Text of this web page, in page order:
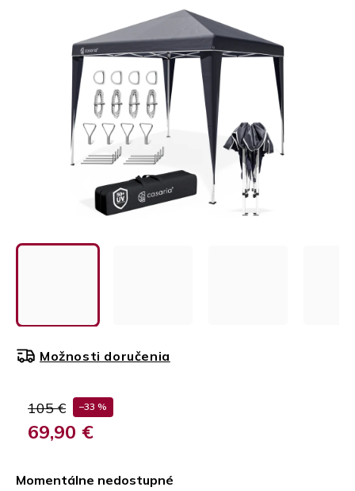
HVIEZDIČIEK.
105 € –33 %
69,90 €
Momentálne nedostupné
Možnosti doručenia